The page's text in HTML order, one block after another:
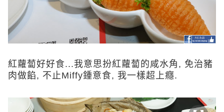
紅蘿蔔好好食...我意思扮紅蘿蔔的咸水角, 免治豬
肉做餡, 不止Miffy鍾意食, 我一樣超上癮.